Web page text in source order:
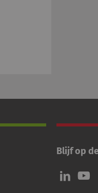
Blijf op
Volg
ons
Volg
ons